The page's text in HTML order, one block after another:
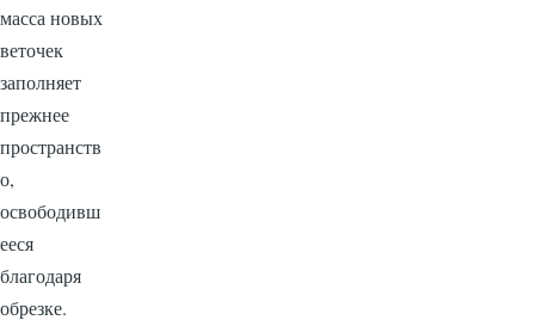
масса новых
веточек
заполняет
прежнее
пространств
о,
освободивш
ееся
благодаря
обрезке.